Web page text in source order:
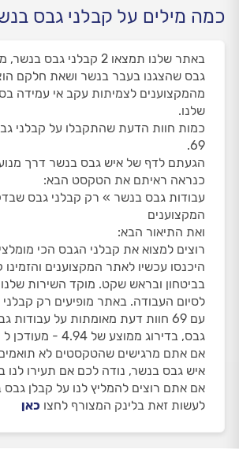
כמה מילים על קבלני גבס
גבס שהצגנו בעבר בנשר ושאת חלקם
מהמקצוענים לצמיתות עקב אי עמידה
שלנו.
כמות חוות הדעת שהתקבלו על קבלני
69.
הגעתם לדף של איש גבס בנשר דרך
כנראה ראיתם את הטקסט הבא:
עבודות גבס בנשר » רק קבלני גבס
המקצוענים
ואת התיאור הבא:
רוצים למצוא את קבלני הגבס הכי
היכנסו עכשיו לאתר המקצוענים והזמינו
בביטחון ובראש שקט. מוקד השירות
לסיום העבודה. באתר מופיעים רק
עם 69 חוות דעת מאומתות על עבודות
גבס, בדירוג ממוצע של 4.94 - מעודכן ל 26/07/2026.
אם אתם מרגישים שהטקסטים לא
איש גבס בנשר, נודה לכם אם תעירו לנו
אם אתם רוצים להמליץ לנו על קבלן גבס
לעשות זאת בלינק המצורף לחצו כאן